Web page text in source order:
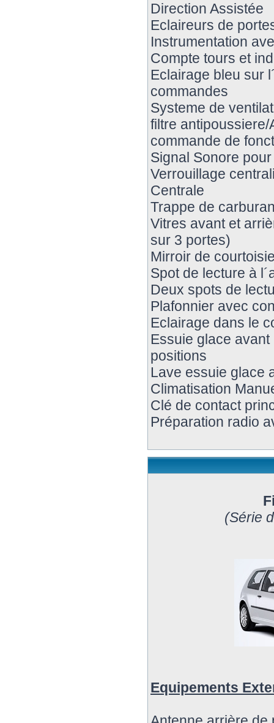
Direction Assistée
Eclaireurs de
Instrumentation
Compte tours et
Eclairage bleu sur
commandes
Systeme de
filtre
commande de
Signal Sonore
Verrouillage
Centrale
Trappe de
Vitres avant et
sur 3 portes)
Mirroir de
Spot de lecture à
Deux spots de
Plafonnier avec
Eclairage dans le
Essuie glace
positions
Lave essuie glace
Climatisation
Clé de contact
Préparation radio
(Série
Equipements